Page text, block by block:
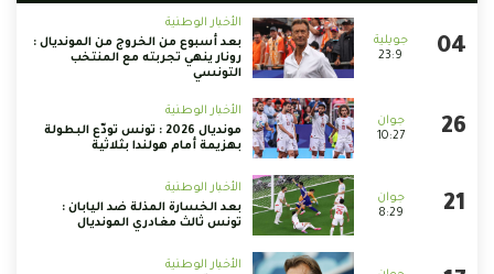
23:9
الأخبار الوطنية
بعد أسبوع من الخروج من المونديال :
رونار ينهي تجربته مع المنتخب
التونسي
10:27
الأخبار الوطنية
مونديال 2026 : تونس تودّع البطولة
بهزيمة أمام هولندا بثلاثية
8:29
الأخبار الوطنية
بعد الخسارة المذلة ضد اليابان :
تونس ثالث مغادري المونديال
الأخبار الوطنية